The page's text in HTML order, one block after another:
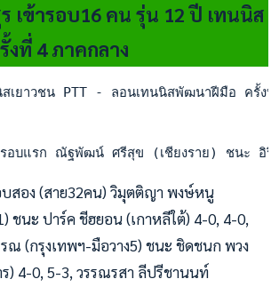
เข้ารอบ16 คน รุ่น 12 ปี เทนนิส
ที่ 4 ภาคกลาง
เยาวชน PTT - ลอนเทนนิสพัฒนาฝีมือ ครั้ง
รอบแรก ณัฐพัฒน์ ศรีสุข (เชียงราย) ชนะ
สอง (สาย32คน) วิมุตติญา พงษ์หนู
ชนะ ปาร์ค ชีฮยอน (เกาหลีใต้) 4-0, 4-0,
(กรุงเทพฯ-มือวาง5) ชนะ ชิดชนก พวง
) 4-0, 5-3, วรรณรสา ลีปรีชานนท์